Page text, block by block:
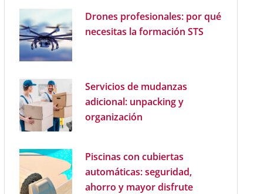
Drones profesionales: por qué
necesitas la formación STS
Servicios de mudanzas
adicional: unpacking y
organización
Piscinas con cubiertas
automáticas: seguridad,
ahorro y mayor disfrute